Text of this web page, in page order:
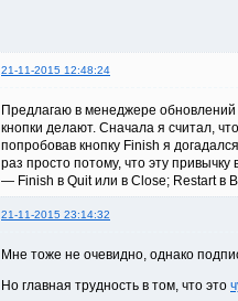
21-11-2015 12:48:24
Предлагаю в менеджере обновлений
кнопки делают. Сначала я считал,
попробовав кнопку Finish я
раз просто потому, что эту
— Finish в Quit или в Close; Restart в
21-11-2015 23:14:32
Мне тоже не очевидно, однако
Но главная трудность в том, что это